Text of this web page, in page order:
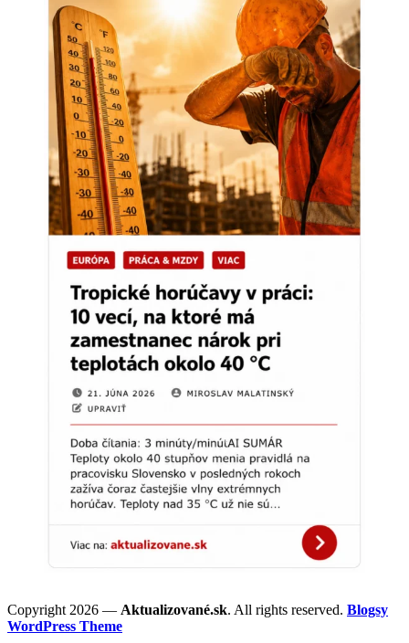
Copyright 2026 — Aktualizované.sk. All rights reserved. Blogsy
WordPress Theme